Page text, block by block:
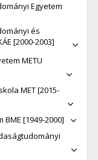
Egyetem
és
[2000-2003]
METU
MET [2015-
[1949-2000]